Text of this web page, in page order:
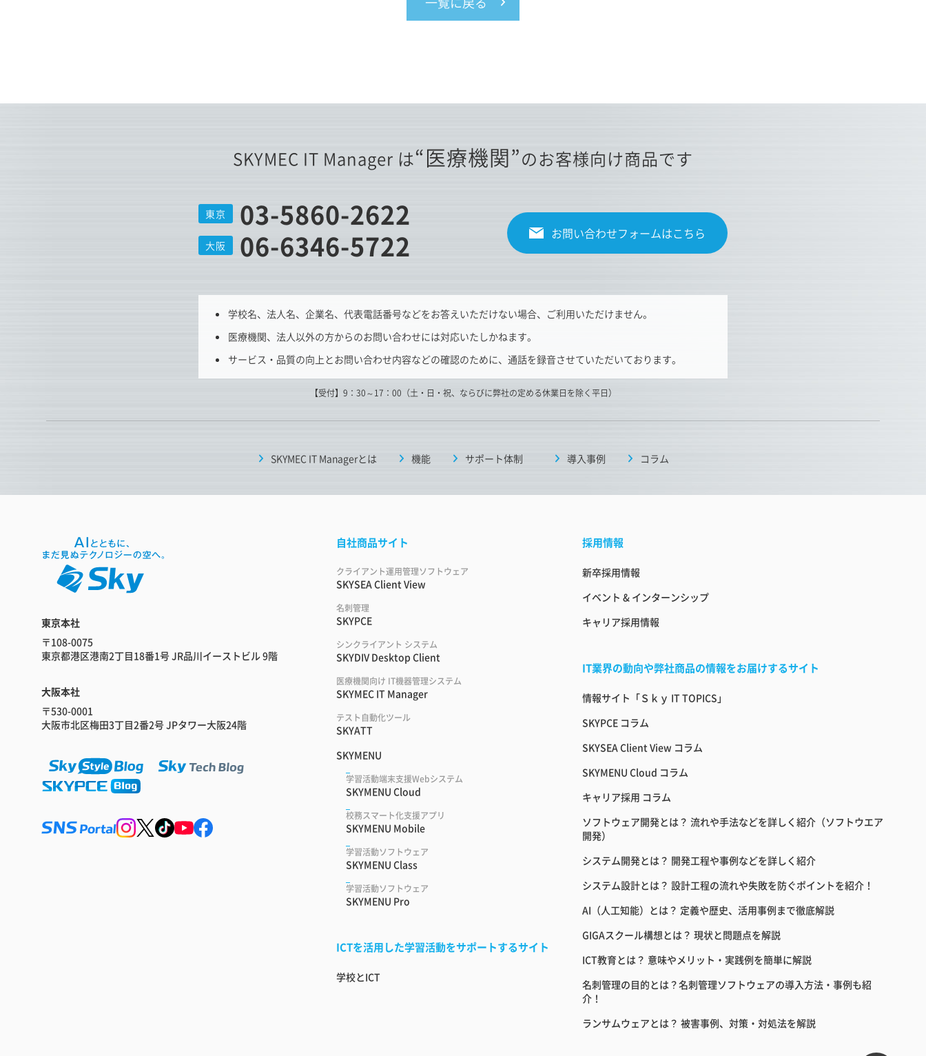
SKYMEC IT Manager は“医療機関”のお客様向け商品です
東京 03-5860-2622
大阪 06-6346-5722 お問い合わせフォームはこちら
学校名、法人名、企業名、代表電話番号などをお答えいただけない場合、ご利用いただけません。
医療機関、法人以外の方からのお問い合わせには対応いたしかねます。
サービス・品質の向上とお問い合わせ内容などの確認のために、通話を録音させていただいております。
【受付】9：30～17：00（土・日・祝、ならびに弊社の定める休業日を除く平日）
SKYMEC IT Managerとは 機能 サポート体制 導入事例 コラム
東京本社
〒108-0075
東京都港区港南2丁目18番1号 JR品川イーストビル 9階
大阪本社
〒530-0001
大阪市北区梅田3丁目2番2号 JPタワー大阪24階
自社商品サイト
クライアント運用管理ソフトウェア
SKYSEA Client View
名刺管理
SKYPCE
シンクライアント システム
SKYDIV Desktop Client
医療機関向け IT機器管理システム
SKYMEC IT Manager
テスト自動化ツール
SKYATT
SKYMENU
学習活動端末支援Webシステム
SKYMENU Cloud
校務スマート化支援アプリ
SKYMENU Mobile
学習活動ソフトウェア
SKYMENU Class
学習活動ソフトウェア
SKYMENU Pro
ICTを活用した学習活動をサポートするサイト
学校とICT
採用情報
新卒採用情報
イベント & インターンシップ
キャリア採用情報
IT業界の動向や弊社商品の情報をお届けするサイト
情報サイト「Ｓｋｙ IT TOPICS」
SKYPCE コラム
SKYSEA Client View コラム
SKYMENU Cloud コラム
キャリア採用 コラム
ソフトウェア開発とは？ 流れや手法などを詳しく紹介（ソフトウエア
開発）
システム開発とは？ 開発工程や事例などを詳しく紹介
システム設計とは？ 設計工程の流れや失敗を防ぐポイントを紹介！
AI（人工知能）とは？ 定義や歴史、活用事例まで徹底解説
GIGAスクール構想とは？ 現状と問題点を解説
ICT教育とは？ 意味やメリット・実践例を簡単に解説
名刺管理の目的とは？名刺管理ソフトウェアの導入方法・事例も紹
介！
ランサムウェアとは？ 被害事例、対策・対処法を解説